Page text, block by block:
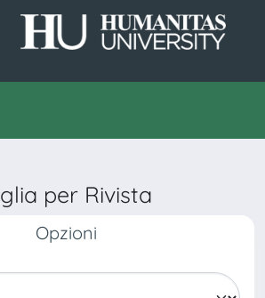
per Rivista
Opzioni